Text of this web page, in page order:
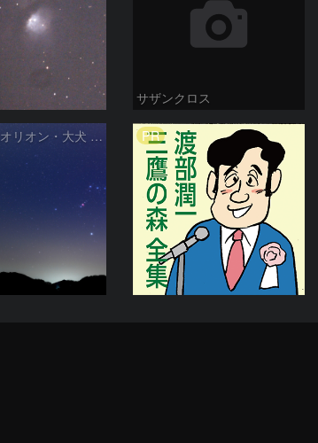
サザンクロス
西に傾いたオリオン・大犬 (2026/04/21) PR